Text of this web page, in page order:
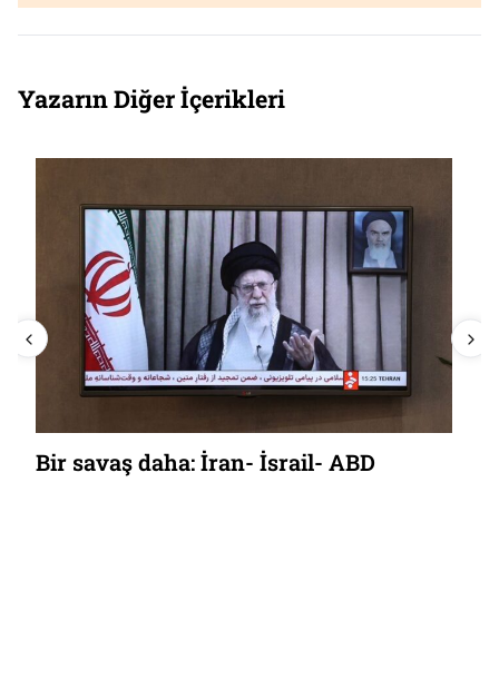
Yazarın Diğer İçerikleri
Nikea Konsili’nin yıldönümünün
düşündürdükleri